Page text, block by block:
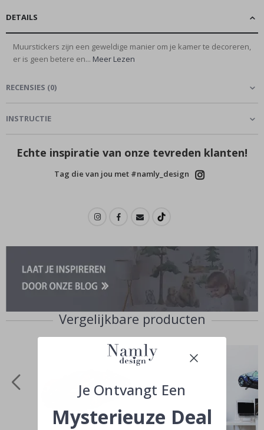
DETAILS
Muurstickers zijn een geweldige manier om je kamer te decoreren,
er is geen betere en... Meer Lezen
RECENSIES (0)
INSTRUCTIE
Echte inspiratie van onze tevreden klanten!
Tag die van jou met #namly_design
Vergelijkbare producten
Je Ontvangt Een
Mysterieuze Deal